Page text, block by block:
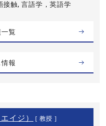
接触, 言語学，英語学
覧
報
イジ） [ 教授 ]